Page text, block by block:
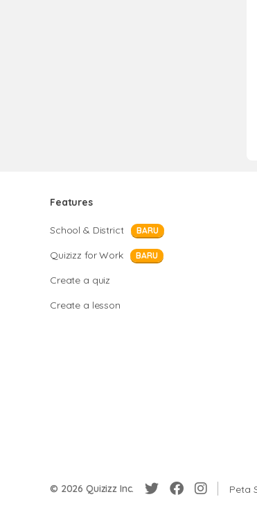
Features
School & District BARU
Quizizz for Work BARU
Create a quiz
Create a lesson
© 2026 Quizizz Inc. Peta